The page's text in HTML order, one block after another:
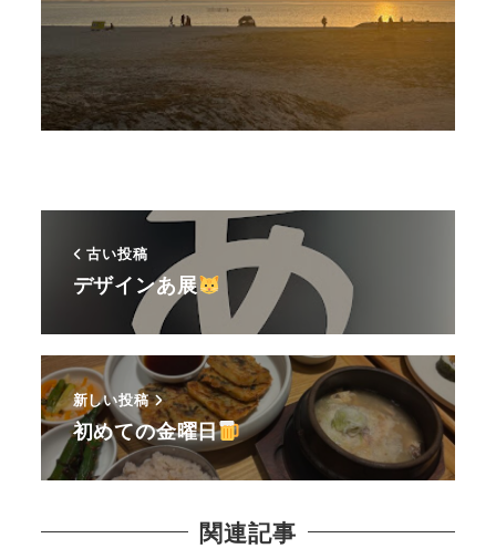
古い投稿
デザインあ展
新しい投稿
初めての金曜日
関連記事